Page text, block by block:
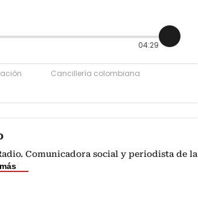
04:29
Cancillería colombiana
Comunicadora social y periodista de la